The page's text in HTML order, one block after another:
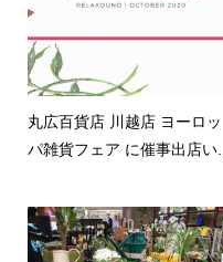
丸広百貨店 川越店 ヨーロッ
パ雑貨フェア に催事出店い...